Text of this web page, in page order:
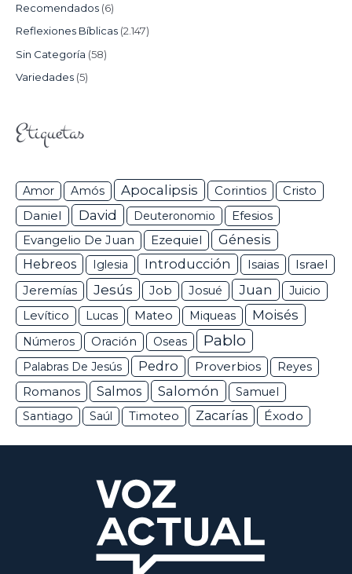
Recomendados (6)
Reflexiones Bíblicas (2.147)
Sin Categoría (58)
Variedades (5)
Etiquetas
Amor Amós Apocalipsis Corintios Cristo
Daniel David Deuteronomio Efesios
Evangelio De Juan Ezequiel
Génesis
Hebreos
Iglesia Introducción Isaias Israel
Jeremías Jesús Job Josué Juan
Juicio
Levítico
Lucas Mateo Miqueas Moisés
Números Oración Oseas Pablo
Palabras De Jesús Pedro Proverbios Reyes
Romanos Salmos Salomón
Samuel
Santiago
Saúl Timoteo Zacarías Éxodo